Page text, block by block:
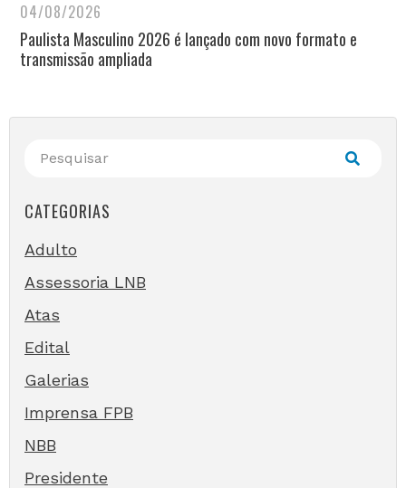
04/08/2026
Paulista Masculino 2026 é lançado com novo formato e
transmissão ampliada
CATEGORIAS
Adulto
Assessoria LNB
Atas
Edital
Galerias
Imprensa FPB
NBB
Presidente